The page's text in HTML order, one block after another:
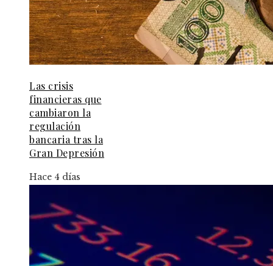
Las crisis
financieras que
cambiaron la
regulación
bancaria tras la
Gran Depresión
Hace 4 días